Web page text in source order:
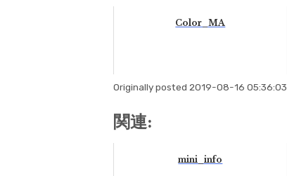
Color_MA
Originally posted 2019-08-16 05:36:03.
関連:
mini_info